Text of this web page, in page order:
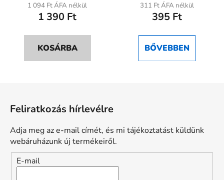
1 094 Ft ÁFA nélkül
1 390 Ft
KOSÁRBA
311 Ft ÁFA nélkül
395 Ft
BŐVEBBEN
Feliratkozás hírlevélre
Adja meg az e-mail címét, és mi tájékoztatást küldünk
webáruházunk új termékeiről.
E-mail